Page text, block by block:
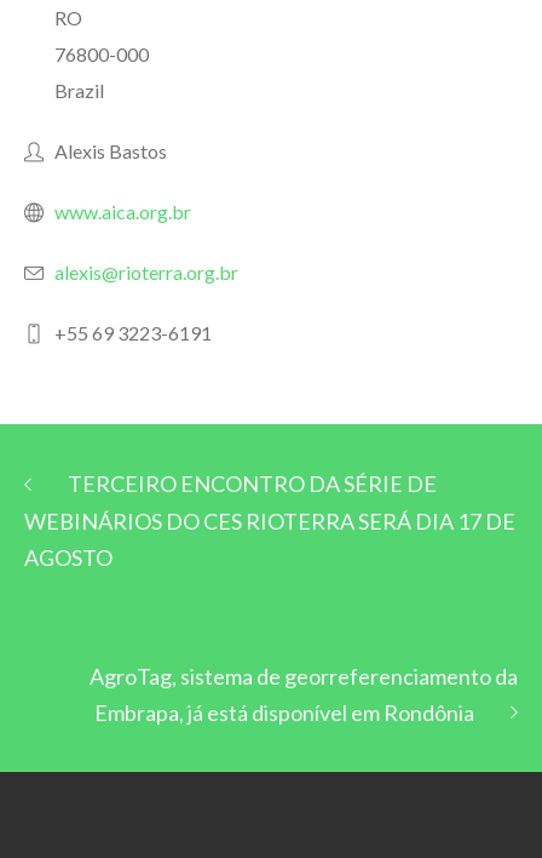
RO
76800-000
Brazil
Alexis Bastos
www.aica.org.br
alexis@rioterra.org.br
+55 69 3223-6191
TERCEIRO ENCONTRO DA SÉRIE DE
WEBINÁRIOS DO CES RIOTERRA SERÁ DIA 17 DE
AGOSTO
AgroTag, sistema de georreferenciamento da
Embrapa, já está disponível em Rondônia